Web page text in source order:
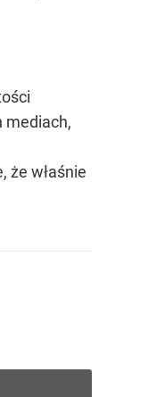
mediach,
że właśnie